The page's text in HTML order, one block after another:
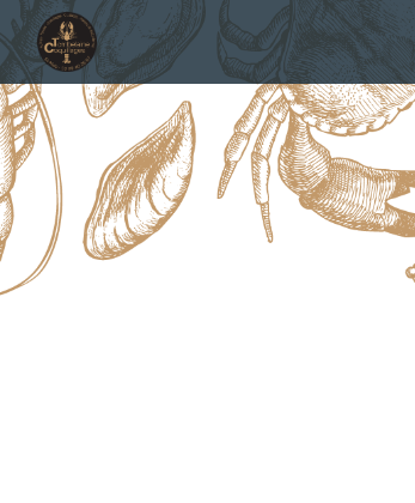
Panneau de gestion des cookies